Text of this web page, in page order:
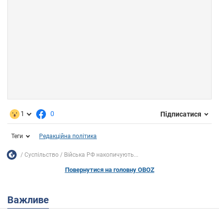
1 0 Підписатися
Теги Редакційна політика
Суспільство Війська РФ накопичують...
Повернутися на головну OBOZ
Важливе